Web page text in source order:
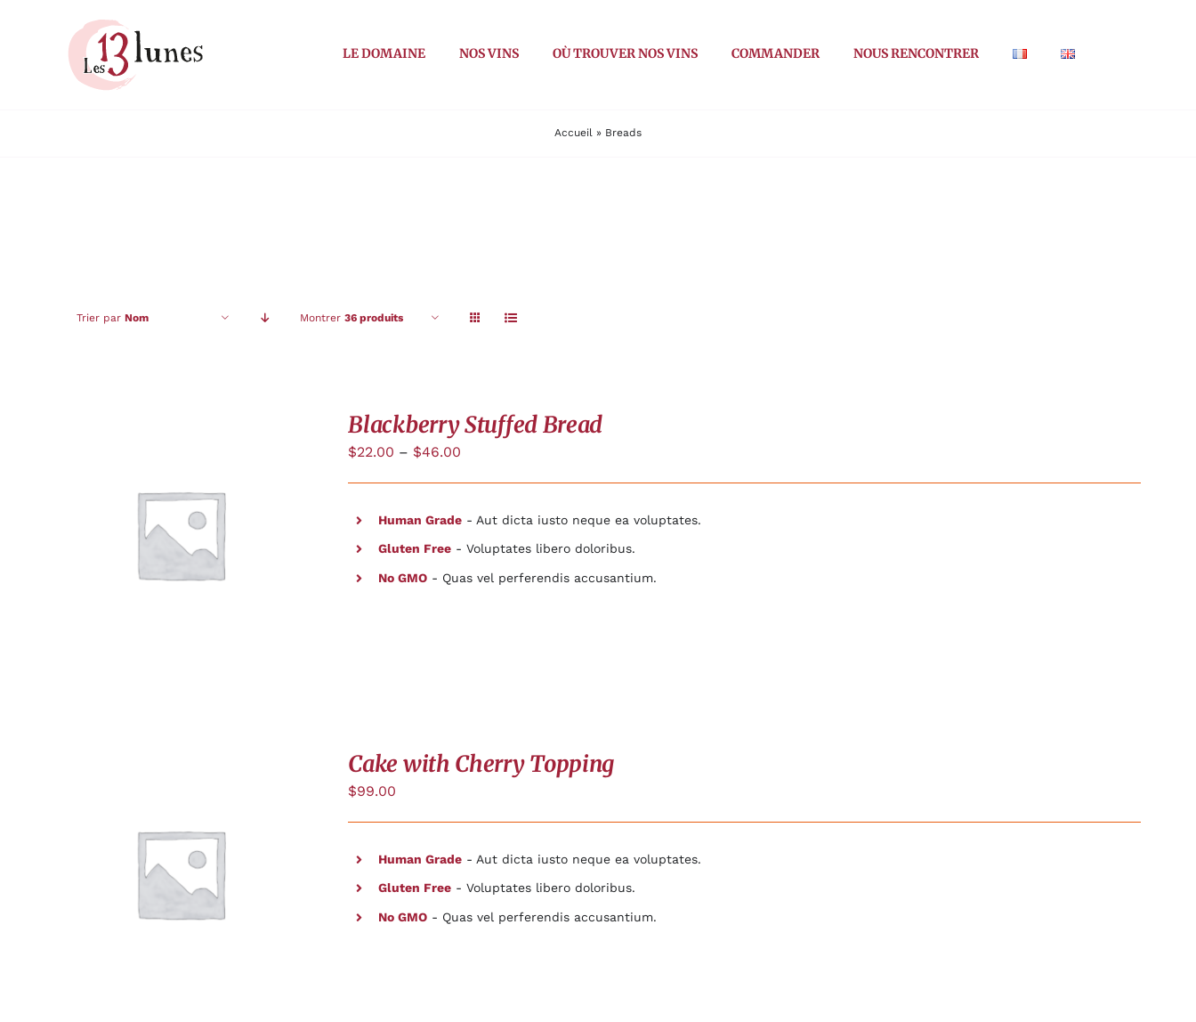
LE DOMAINE NOS VINS OÙ TROUVER NOS VINS COMMANDER NOUS RENCONTRER
Accueil » Breads
Trier par Nom Montrer 36 produits
APERÇU
Blackberry Stuffed Bread
$22.00 – $46.00
Human Grade- Aut dicta iusto neque ea voluptates.
Gluten Free- Voluptates libero doloribus.
No GMO- Quas vel perferendis accusantium.
AJOUTER AU PANIER
APERÇU
Cake with Cherry Topping
$99.00
Human Grade- Aut dicta iusto neque ea voluptates.
Gluten Free- Voluptates libero doloribus.
No GMO- Quas vel perferendis accusantium.